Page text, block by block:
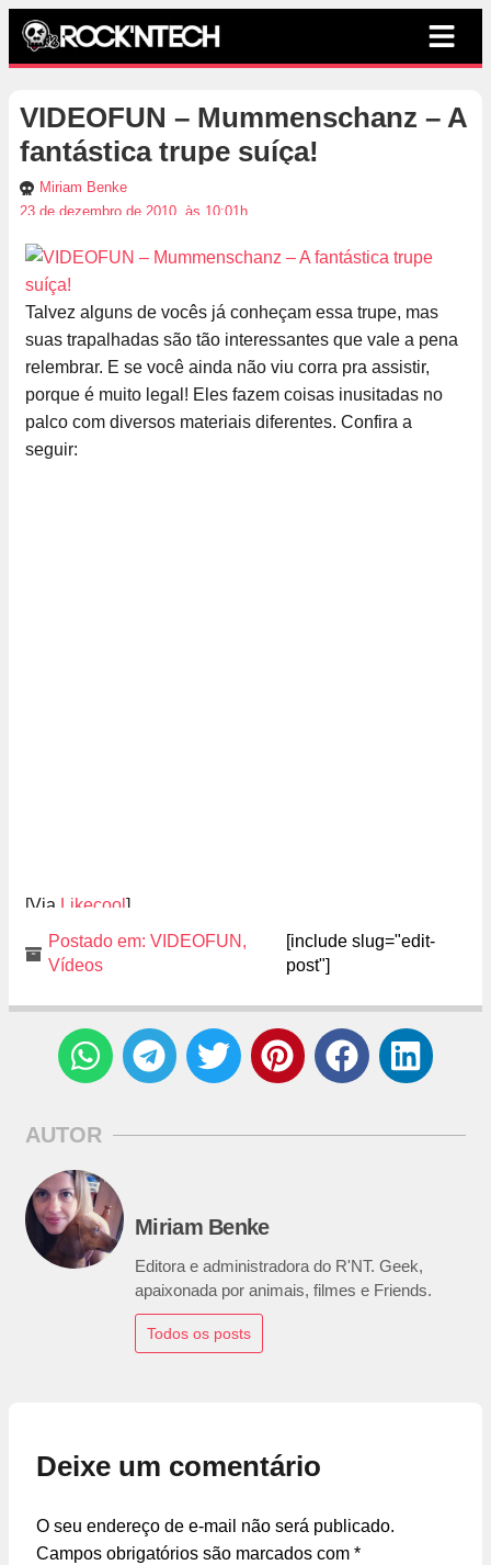
VIDEOFUN – Mummenschanz – A
fantástica trupe suíça!
Miriam Benke
23 de dezembro de 2010, às 10:01h
Talvez alguns de vocês já conheçam essa trupe, mas
suas trapalhadas são tão interessantes que vale a pena
relembrar. E se você ainda não viu corra pra assistir,
porque é muito legal! Eles fazem coisas inusitadas no
palco com diversos materiais diferentes. Confira a
seguir:
[Via Likecool]
Postado em: VIDEOFUN ,
Vídeos
[include slug="edit-
post"]
AUTOR
Miriam Benke
Editora e administradora do R'NT. Geek,
apaixonada por animais, filmes e Friends.
Todos os posts
Deixe um comentário
O seu endereço de e-mail não será publicado.
Campos obrigatórios são marcados com *